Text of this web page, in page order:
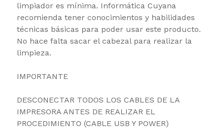
limpiador es mínima. Informática Cuyana
recomienda tener conocimientos y habilidades
técnicas básicas para poder usar este producto.
No hace falta sacar el cabezal para realizar la
limpieza.
IMPORTANTE
DESCONECTAR TODOS LOS CABLES DE LA
IMPRESORA ANTES DE REALIZAR EL
PROCEDIMIENTO (CABLE USB Y POWER)